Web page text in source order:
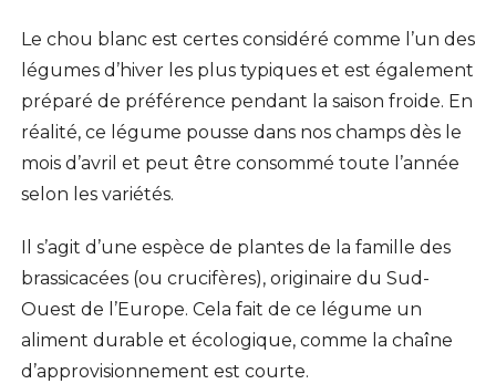
Le chou blanc est certes considéré comme l’un des
légumes d’hiver les plus typiques et est également
préparé de préférence pendant la saison froide. En
réalité, ce légume pousse dans nos champs dès le
mois d’avril et peut être consommé toute l’année
selon les variétés.
Il s’agit d’une espèce de plantes de la famille des
brassicacées (ou crucifères), originaire du Sud-
Ouest de l’Europe. Cela fait de ce légume un
aliment durable et écologique, comme la chaîne
d’approvisionnement est courte.